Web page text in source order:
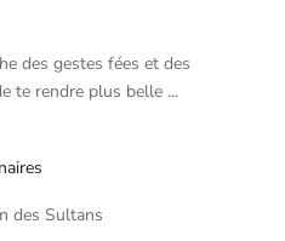
des gestes fées et des
te rendre plus belle ...
des Sultans